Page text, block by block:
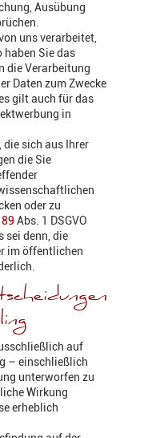
Ausübung
uns verarbeitet,
haben Sie das
die Verarbeitung
Daten zum Zwecke
gilt auch für das
in
die sich aus Ihrer
die Sie
oder zu
Abs. 1 DSGVO
sei denn, die
im öffentlichen
auf
– einschließlich
unterworfen zu
Wirkung
erheblich